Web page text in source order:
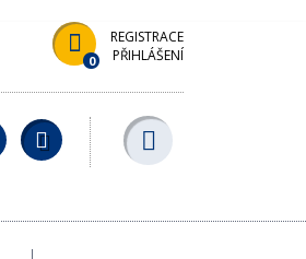
0
REGISTRACE
PŘIHLÁŠENÍ
YouTubeWikipedia